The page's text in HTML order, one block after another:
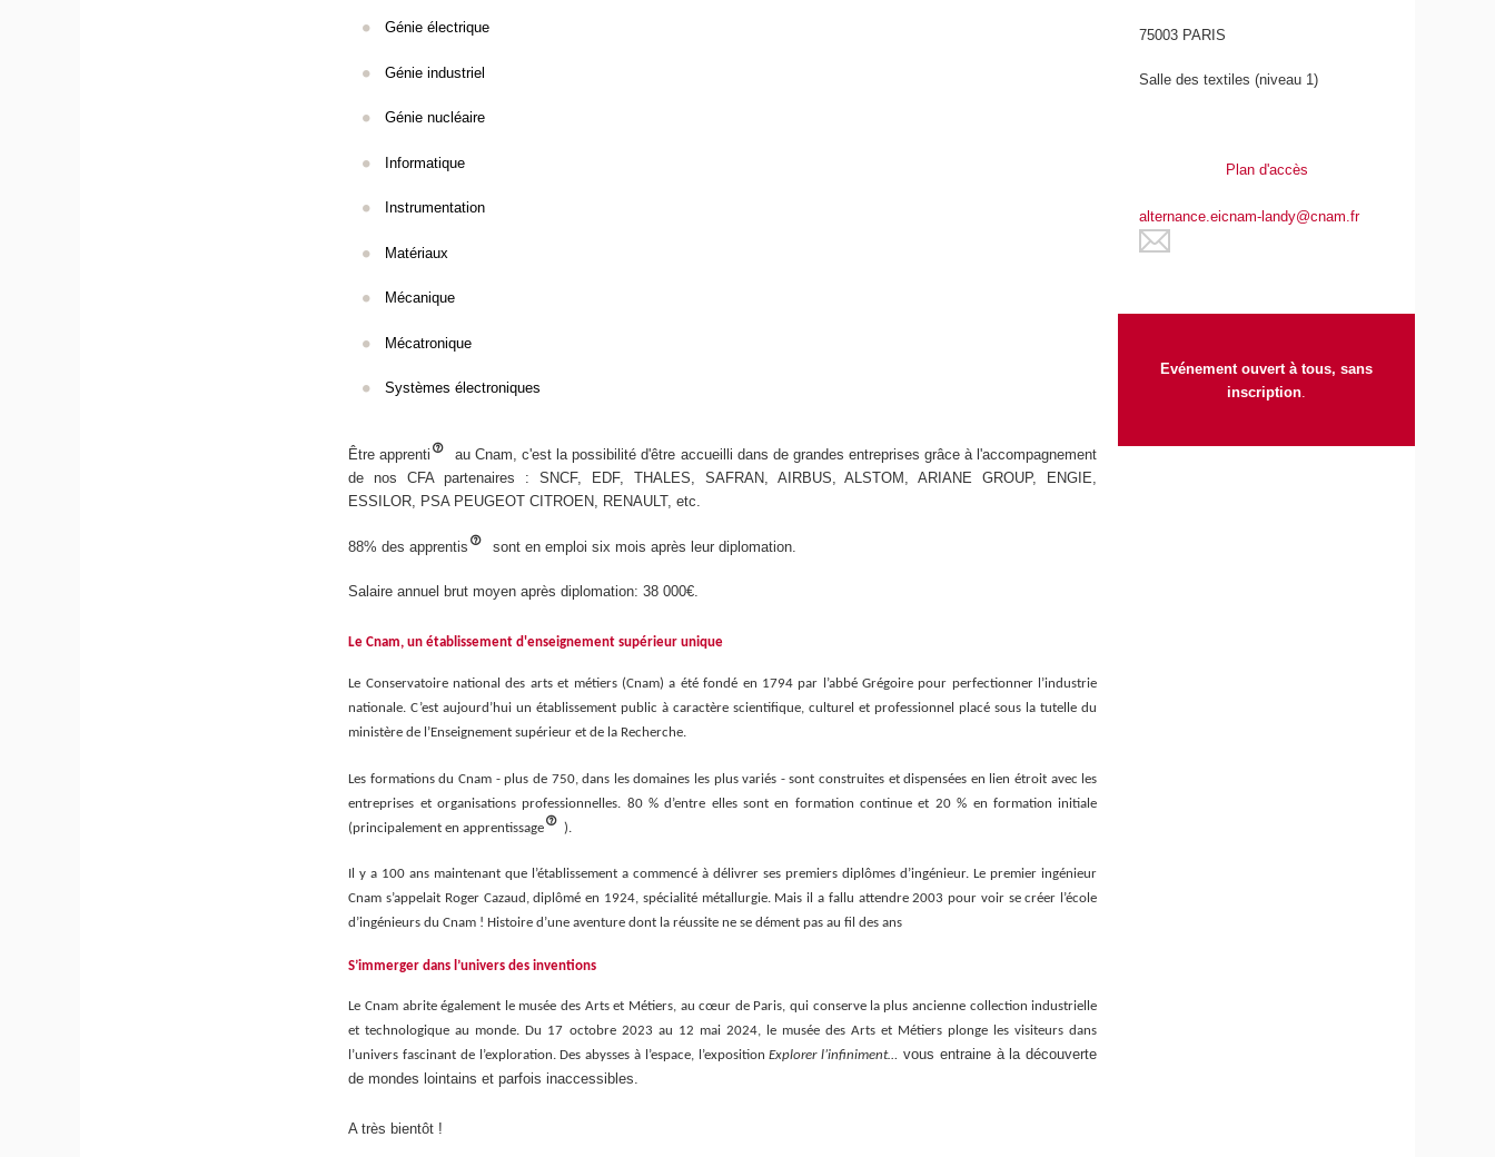
Génie électrique
Génie industriel
Génie nucléaire
Informatique
Instrumentation
Matériaux
Mécanique
Mécatronique
Systèmes électroniques
Être apprenti
au Cnam, c'est la possibilité d'être accueilli dans de grandes entreprises grâce à l'accompagnement
de nos CFA partenaires : SNCF, EDF, THALES, SAFRAN, AIRBUS, ALSTOM, ARIANE GROUP, ENGIE,
ESSILOR, PSA PEUGEOT CITROEN, RENAULT, etc.
88% des apprentis sont en emploi six mois après leur diplomation.
Salaire annuel brut moyen après diplomation: 38 000€.
Le Cnam, un établissement d'enseignement supérieur unique
Le Conservatoire national des arts et métiers (Cnam) a été fondé en 1794 par l’abbé Grégoire pour perfectionner l’industrie
nationale. C’est aujourd’hui un établissement public à caractère scientifique, culturel et professionnel placé sous la tutelle du
ministère de l’Enseignement supérieur et de la Recherche.
Les formations du Cnam - plus de 750, dans les domaines les plus variés - sont construites et dispensées en lien étroit avec les
entreprises et organisations professionnelles. 80 % d’entre elles sont en formation continue et 20 % en formation initiale
(principalement en apprentissage
).
Il y a 100 ans maintenant que l’établissement a commencé à délivrer ses premiers diplômes d’ingénieur. Le premier ingénieur
Cnam s’appelait Roger Cazaud, diplômé en 1924, spécialité métallurgie. Mais il a fallu attendre 2003 pour voir se créer l’école
d’ingénieurs du Cnam ! Histoire d’une aventure dont la réussite ne se dément pas au fil des ans
S’immerger dans l’univers des inventions
Le Cnam abrite également le musée des Arts et Métiers, au cœur de Paris, qui conserve la plus ancienne collection industrielle
et technologique au monde.Du 17 octobre 2023 au 12 mai 2024, le musée des Arts et Métiers plonge les visiteurs dans
l’univers fascinant de l’exploration. Des abysses à l’espace, l’expositionExplorer l’infiniment… vous entraine à la découverte
de mondes lointains et parfois inaccessibles.
A très bientôt !
75003 PARIS
Salle des textiles (niveau 1)
Plan d'accès
alternance.eicnam-landy@cnam.fr
Evénement ouvert à tous, sans
inscription